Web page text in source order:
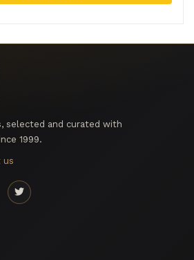
selected and curated with
1999.
us